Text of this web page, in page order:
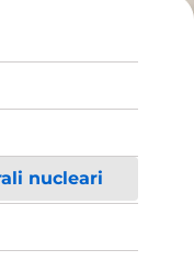
nucleari